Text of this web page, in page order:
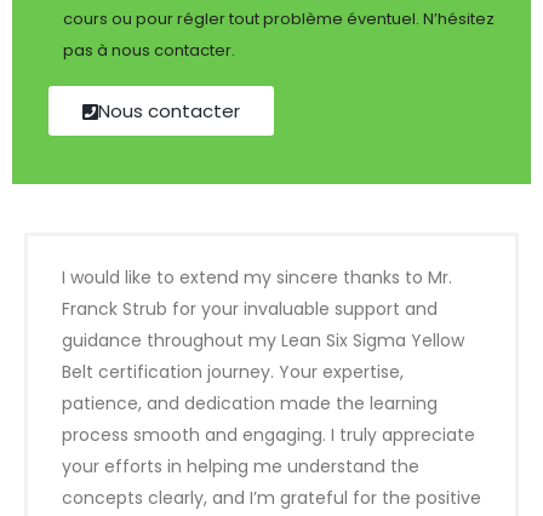
cours ou pour régler tout problème éventuel. N’hésitez
pas à nous contacter.
Nous contacter
I would like to extend my sincere thanks to Mr.
Franck Strub for your invaluable support and
guidance throughout my Lean Six Sigma Yellow
Belt certification journey. Your expertise,
patience, and dedication made the learning
process smooth and engaging. I truly appreciate
your efforts in helping me understand the
concepts clearly, and I’m grateful for the positive